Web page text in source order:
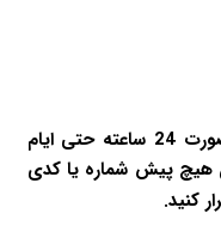
شما عزیزان میتوانید همه روزه و به صورت 24 ساعته حتی ایام
هیچ پیش شماره یا کدی
کنید.